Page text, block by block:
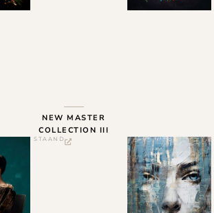
NEW MASTER
COLLECTION III
STAAND